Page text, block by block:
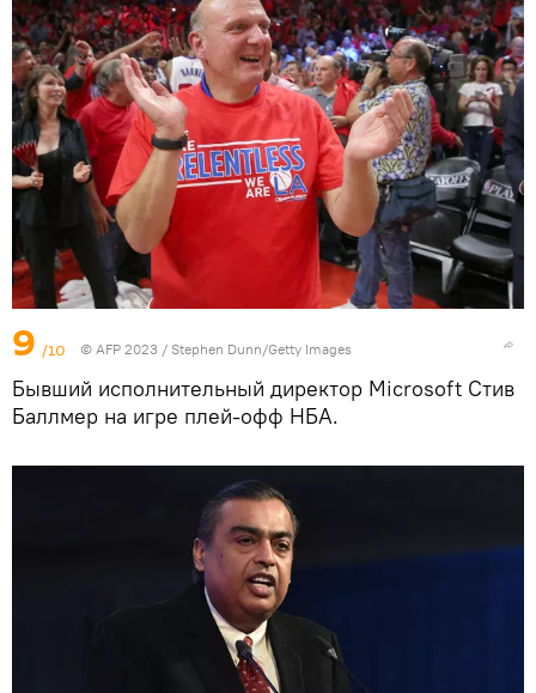
9 /10 © AFP 2023 / Stephen Dunn/Getty Images
Бывший исполнительный директор Microsoft Стив
Баллмер на игре плей-офф НБА.